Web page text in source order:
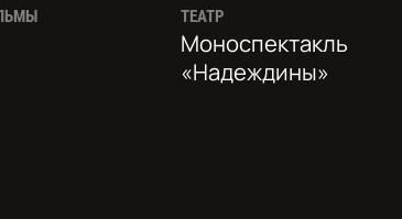
ТЕАТР
Моноспектакль
«Надеждины»